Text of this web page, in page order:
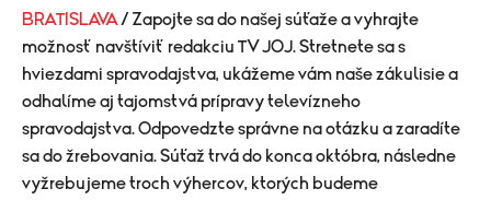
BRATISLAVA / Zapojte sa do našej súťaže a vyhrajte
možnosť navštíviť redakciu TV JOJ. Stretnete sa s
hviezdami spravodajstva, ukážeme vám naše zákulisie a
odhalíme aj tajomstvá prípravy televízneho
spravodajstva. Odpovedzte správne na otázku a zaradíte
sa do žrebovania. Súťaž trvá do konca októbra, následne
vyžrebujeme troch výhercov, ktorých budeme